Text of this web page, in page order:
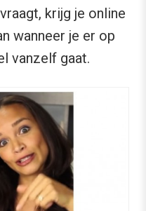
krijg je online
wanneer je er op
vanzelf gaat.